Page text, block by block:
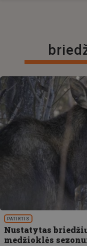
PATIRTIS
Nustatytas
medžioklės